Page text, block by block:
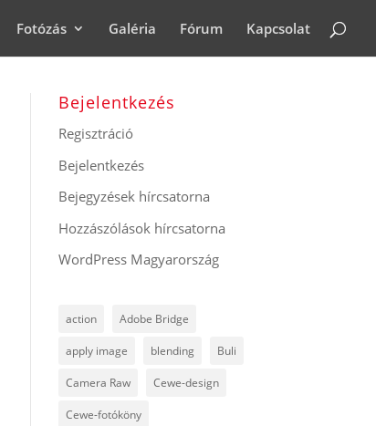
Fotózás Galéria Fórum Kapcsolat
Bejelentkezés
Regisztráció
Bejelentkezés
Bejegyzések hírcsatorna
Hozzászólások hírcsatorna
WordPress Magyarország
action Adobe Bridge
apply image blending Buli
Camera Raw Cewe-design
Cewe-fotóköny